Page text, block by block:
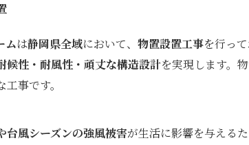
ムは静岡県全域において、 物置設置工事を行って
候性・耐風性・頑丈な構造設計を実現します。物
事です。
台風シーズンの強風被害が生活に影響を与えるた